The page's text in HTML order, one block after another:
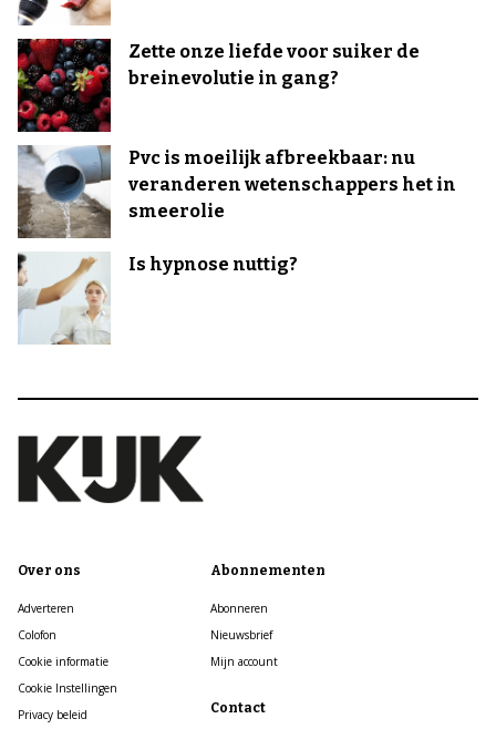
Zette onze liefde voor suiker de
breinevolutie in gang?
Pvc is moeilijk afbreekbaar: nu
veranderen wetenschappers het in
smeerolie
Is hypnose nuttig?
Over ons
Adverteren
Colofon
Cookie informatie
Cookie Instellingen
Privacy beleid
Abonnementen
Abonneren
Nieuwsbrief
Mijn account
Contact